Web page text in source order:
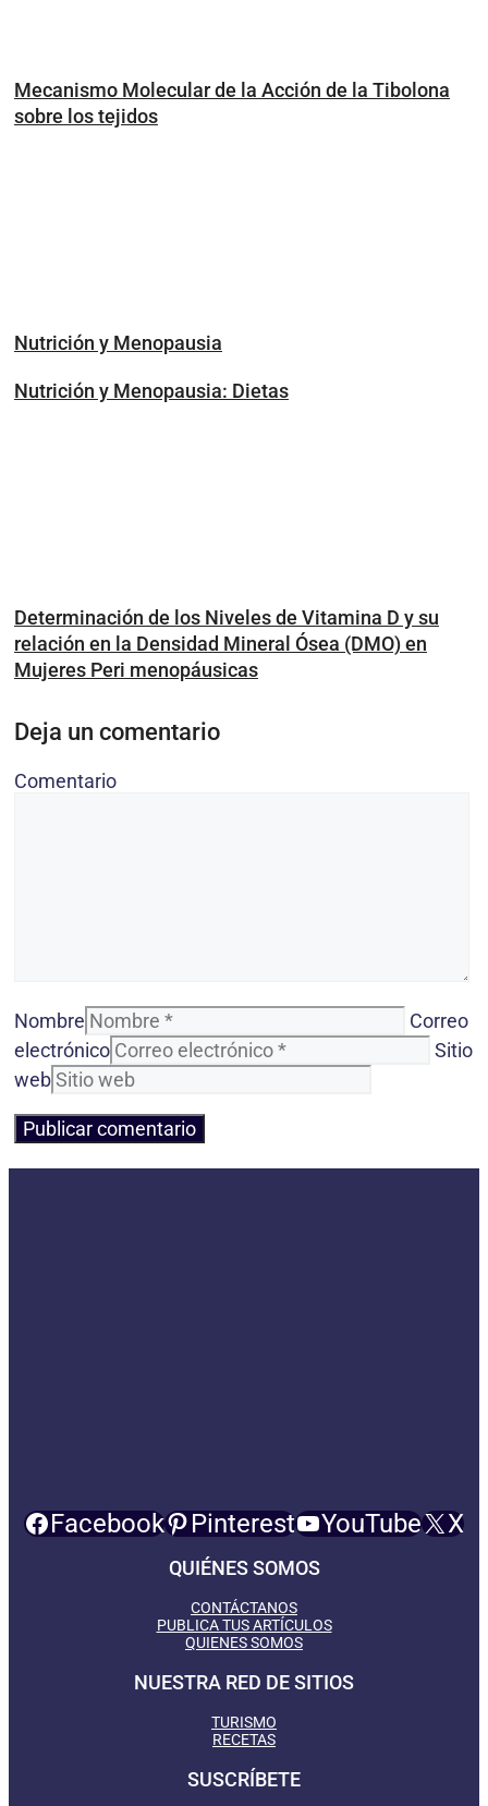
Mecanismo Molecular de la Acción de la Tibolona
sobre los tejidos
Nutrición y Menopausia
Nutrición y Menopausia: Dietas
Determinación de los Niveles de Vitamina D y su
relación en la Densidad Mineral Ósea (DMO) en
Mujeres Peri menopáusicas
Deja un comentario
Comentario
Nombre
Correo
electrónico
Sitio
web
Facebook Pinterest YouTube X
QUIÉNES SOMOS
CONTÁCTANOS
PUBLICA TUS ARTÍCULOS
QUIENES SOMOS
NUESTRA RED DE SITIOS
TURISMO
RECETAS
SUSCRÍBETE